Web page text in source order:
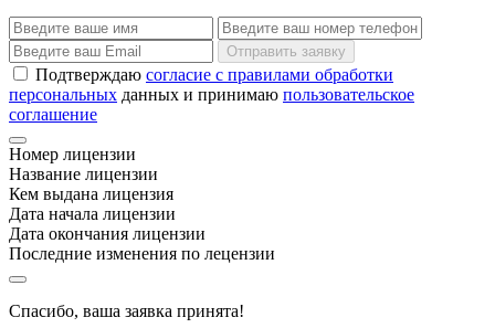
Отправить заявку
Подтверждаю согласие с правилами обработки
персональных данных и принимаю пользовательское
соглашение
Номер лицензии
Название лицензии
Кем выдана лицензия
Дата начала лицензии
Дата окончания лицензии
Последние изменения по лецензии
Спасибо, ваша заявка принята!